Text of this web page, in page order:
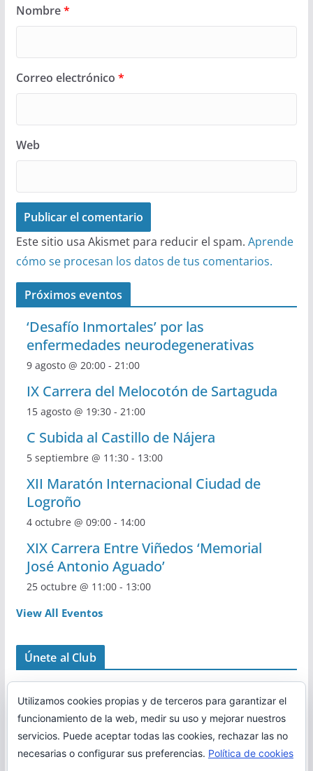
Nombre*
Correo electrónico *
Web
Este sitio usa Akismet para reducir el spam. Aprende
cómo se procesan los datos de tus comentarios.
Próximos eventos
‘Desafío Inmortales’ por las
enfermedades neurodegenerativas
9 agosto @ 20:00- 21:00
IX Carrera del Melocotón de Sartaguda
15 agosto @ 19:30- 21:00
C Subida al Castillo de Nájera
5 septiembre @ 11:30- 13:00
XII Maratón Internacional Ciudad de
Logroño
4 octubre @ 09:00- 14:00
XIX Carrera Entre Viñedos ‘Memorial
José Antonio Aguado’
25 octubre @ 11:00- 13:00
View All Eventos
Únete al Club
Utilizamos cookies propias y de terceros para garantizar el
funcionamiento de la web, medir su uso y mejorar nuestros
servicios. Puede aceptar todas las cookies, rechazar las no
necesarias o configurar sus preferencias. Política de cookies